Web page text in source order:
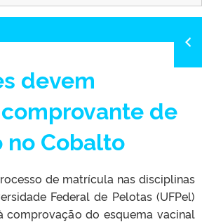
devem
de
no Cobalto
de matrícula nas disciplinas
Federal de Pelotas (UFPel)
comprovação do esquema vacinal